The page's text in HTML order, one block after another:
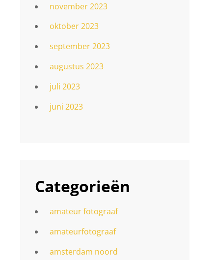
november 2023
oktober 2023
september 2023
augustus 2023
juli 2023
juni 2023
Categorieën
amateur fotograaf
amateurfotograaf
amsterdam noord